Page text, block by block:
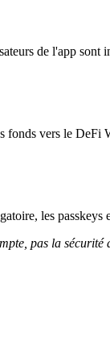
de l'app
fonds vers le
les
pas la